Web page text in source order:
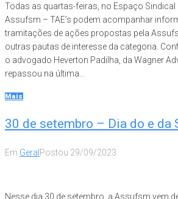
Todas as quartas-feiras, no Espaço
Assufsm – TAE’s podem acompanhar
tramitações de ações propostas pela
outras pautas de interesse da categoria.
o advogado Heverton Padilha, da Wagner
repassou na última...
Mais
30 de setembro – Dia do e da
Em Geral Postou 29/09/2023
Nesse dia 30 de setembro, a Assufsm vem